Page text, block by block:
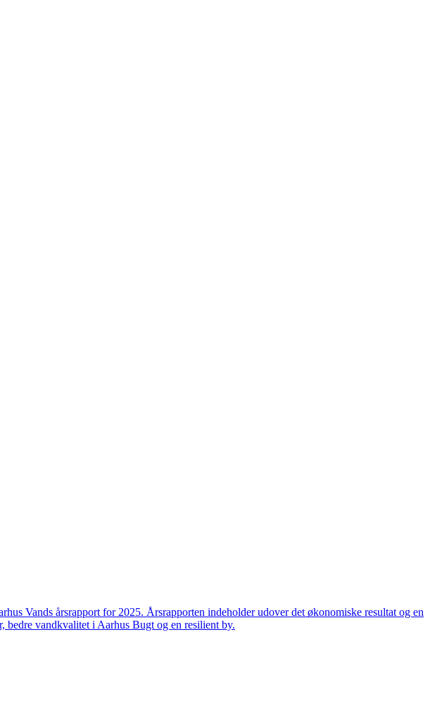
Vands årsrapport for 2025. Årsrapporten indeholder udover det økonomiske resultat og en
bedre vandkvalitet i Aarhus Bugt og en resilient by.